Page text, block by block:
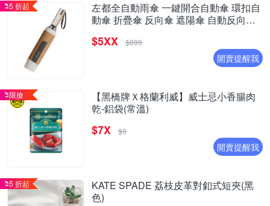
5 折起
左都全自動雨傘 一鍵開合自動傘 環扣自
動傘 折疊傘 反向傘 遮陽傘 自動反向傘
$5XX $899
開賣提醒我
限搶
【黑橋牌Ｘ格蘭利威】威士忌小香腸肉
乾-鋁袋(常溫)
$7X $0
開賣提醒我
5 折起
KATE SPADE 荔枝皮革對釦式短夾(黑
色)